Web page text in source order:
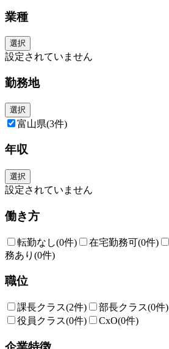
業種
選択
設定されていません
勤務地
選択
富山県(3件)
年収
選択
設定されていません
働き方
転勤なし(0件) 在宅勤務可(0件)
務あり (0件)
職位
課長クラス(2件) 部長クラス(0件)
役員クラス(0件) CxO(0件)